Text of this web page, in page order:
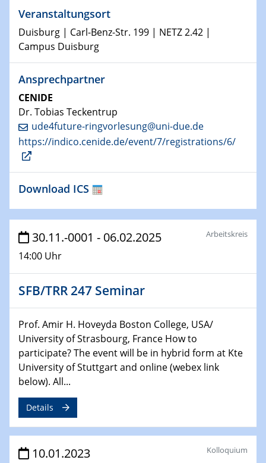
18.01.2023
Physikalisches Kolloquium
18.01.2023
GDCh Kolloquium
20.01.2023
Artificial intelligence
25.01.2023
Physikalisches Kolloquium
Physics of light-matter interaction in stars
25.01.2023
GDCh Kolloquium
26.01.2023
NanoPorT
Online Workshop
01.02.2023
applications
01.02.2023
GDCh Kolloquium
20.03.2023 - 21.03.2023
SPP 2122, Annual Meeting, Evonik
SPP 2122 Summer School
Veranstaltungsort
Duisburg | Carl-Benz-Str. 199 | NETZ 2.42 |
Campus Duisburg
Ansprechpartner
CENIDE
Dr. Tobias Teckentrup
ude4future-ringvorlesung@uni-due.de
https://indico.cenide.de/event/7/registrations/6/
Download ICS
30.11.-0001 - 06.02.2025
14:00 Uhr
Arbeitskreis
SFB/TRR 247 Seminar
Prof. Amir H. Hoveyda Boston College, USA/
University of Strasbourg, France How to
participate? The event will be in hybrid form at Kte
University of Stuttgart and online (webex link
below). All...
Details
10.01.2023 Kolloquium